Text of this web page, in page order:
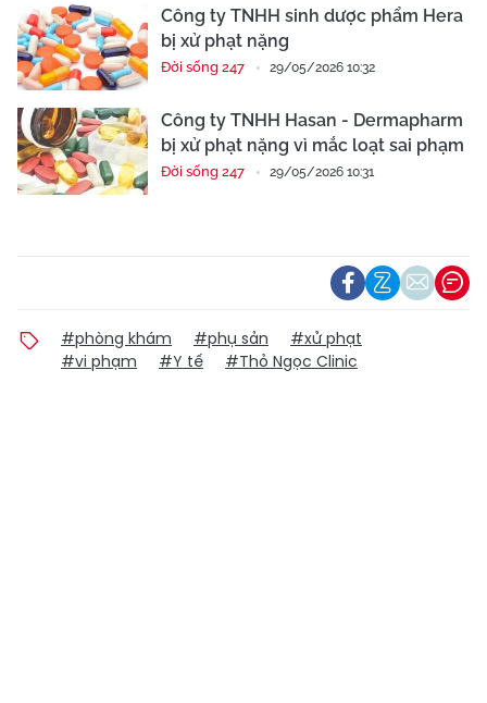
Công ty TNHH sinh dược phẩm Hera
bị xử phạt nặng
Đời sống 247 29/05/2026 10:32
Công ty TNHH Hasan - Dermapharm
bị xử phạt nặng vì mắc loạt sai phạm
Đời sống 247 29/05/2026 10:31
#phòng khám #phụ sản
#xử phạt
#vi phạm
#Y tế #Thỏ Ngọc Clinic